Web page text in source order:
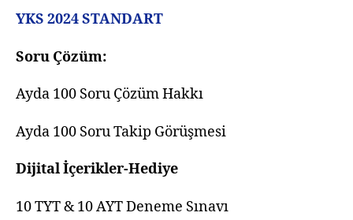
YKS 2024 STANDART
Soru Çözüm:
Ayda 100 Soru Çözüm Hakkı
Ayda 100 Soru Takip Görüşmesi
Dijital İçerikler-Hediye
10 TYT & 10 AYT Deneme Sınavı